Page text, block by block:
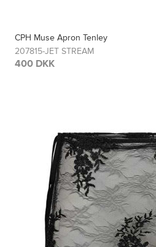
CPH Muse Apron Tenley
207815-JET STREAM
400 DKK